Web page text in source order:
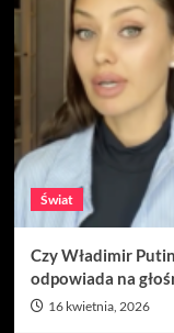
Świat
Czy Władimir
odpowiada na
16 kwietnia, 2026